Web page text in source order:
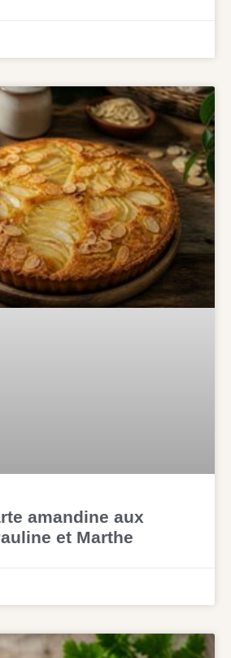
amandine aux
et Marthe